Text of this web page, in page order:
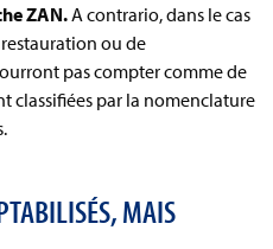
ZAN.A contrario, dans le cas
ou de
pas compter comme de
classifiées par la nomenclature
MAIS